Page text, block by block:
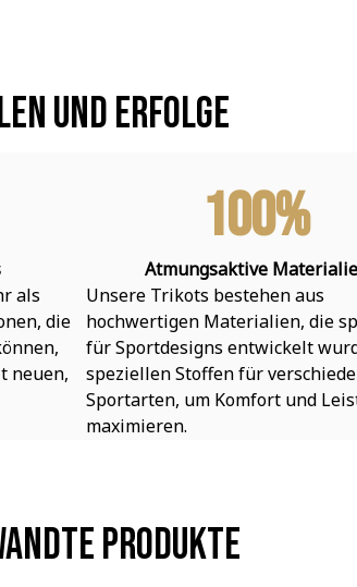
und Erfolge
als
die
neuen,
100%
Atmungsaktive
Unsere Trikots bestehen aus
hochwertigen Materialien, die
für Sportdesigns entwickelt
speziellen Stoffen für
Sportarten, um Komfort und
maximieren.
Produkte